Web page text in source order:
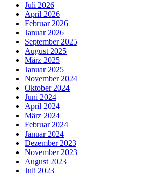
Juli 2026
April 2026
Februar 2026
Januar 2026
September 2025
August 2025
März 2025
Januar 2025
November 2024
Oktober 2024
Juni 2024
April 2024
März 2024
Februar 2024
Januar 2024
Dezember 2023
November 2023
August 2023
Juli 2023